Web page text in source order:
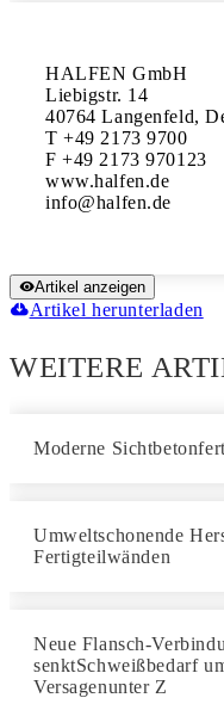
HALFEN GmbH
Liebigstr. 14
40764 Langenfeld,
T +49 2173 9700
F +49 2173 970123
www.halfen.de
Artikel anzeigen
Artikel herunterladen
WEITERE
Moderne
Umweltschonende
Fertigteilwänden
Neue Flansch-
senktSchweißbedarf
Versagenunter Z